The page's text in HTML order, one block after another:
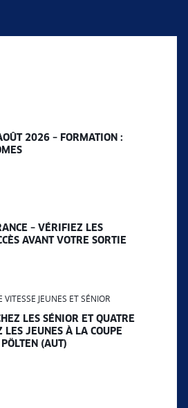
2026 – FORMATION :
– VÉRIFIEZ LES
AVANT VOTRE SORTIE
JEUNES ET SÉNIOR
LES SÉNIOR ET QUATRE
LES JEUNES À LA COUPE
PÖLTEN (AUT)